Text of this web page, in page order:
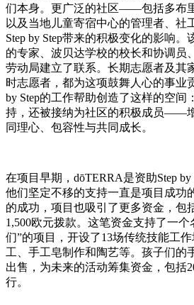
们本身。更广泛的社区——包括多布
以及当地儿童寄宿中心的管理者、
Step by Step带来的积极变化的影响
的专家、波贝达学校的校长和协调员
劳动局建立了联系。长期志愿者及其
时志愿者，都为这项鼓舞人心的事业
by Step的工作帮助创造了这样的空间
持，还被接纳为社区的积极成员——
同理心、包容性与共同成长。
在项目早期，dōTERRA是资助Step by
他们坚定不移的支持一直是项目成功
的成功，项目也吸引了更多资金，包
1,500欧元拨款。这笔资金支持了一
们”的项目，开设了13场传统技能工
工、手工皂制作和陶艺等。孩子们的
出售，为未来的活动筹集资金，包括
行。